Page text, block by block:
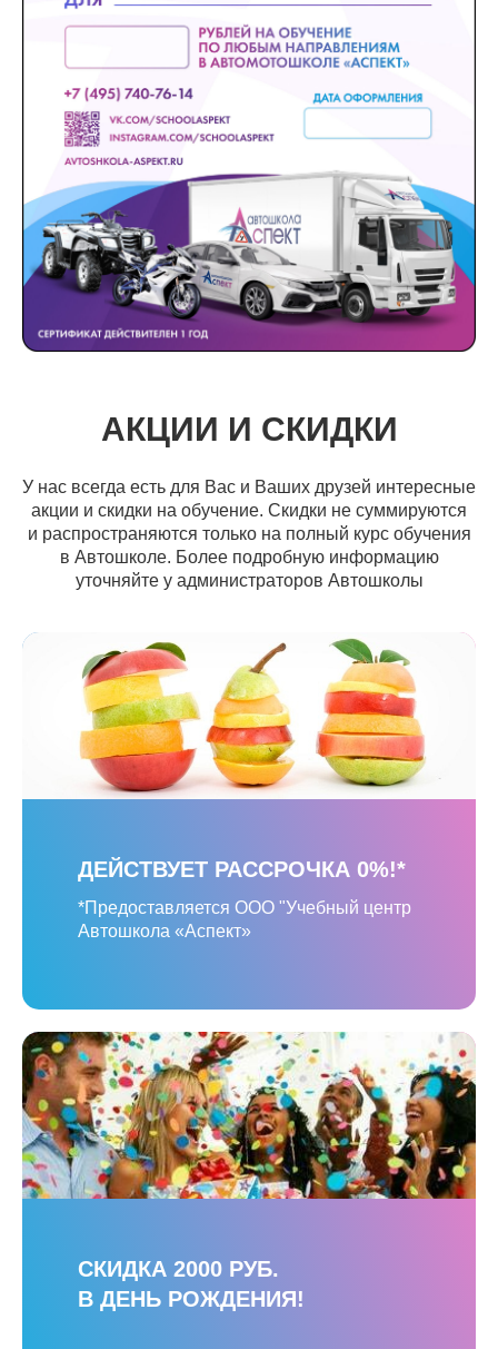
АКЦИИ И СКИДКИ
У нас всегда есть для Вас и Ваших друзей интересные
акции и скидки на обучение. Скидки не суммируются
и распространяются только на полный курс обучения
в Автошколе. Более подробную информацию
уточняйте у администраторов Автошколы
ДЕЙСТВУЕТ РАССРОЧКА 0%!*
*Предоставляется ООО "Учебный центр
Автошкола «Аспект»
СКИДКА 2000 РУБ.
В ДЕНЬ РОЖДЕНИЯ!